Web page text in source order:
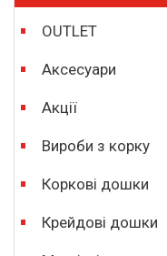
OUTLET
Аксесуари
Акції
Вироби з корку
Коркові дошки
Крейдові дошки